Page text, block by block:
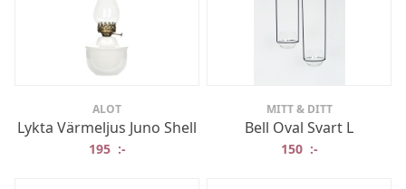
ALOT
Lykta Värmeljus Juno Shell
195 :-
MITT & DITT
Bell Oval Svart L
150 :-